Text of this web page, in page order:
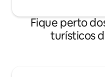
Fique perto
turísticos